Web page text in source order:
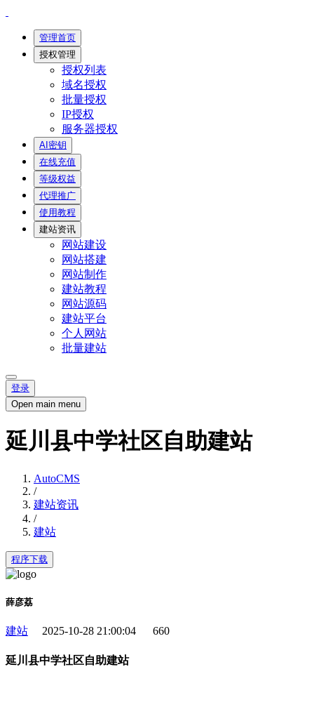
管理首页
授权管理
授权列表
域名授权
批量授权
IP授权
服务器授权
AI密钥
在线充值
等级权益
代理推广
使用教程
建站资讯
网站建设
网站搭建
网站制作
建站教程
网站源码
建站平台
个人网站
批量建站
登录
Open main menu
延川县中学社区自助建站
AutoCMS
/
建站资讯
/
建站
程序下载
薛彦荔
建站 2025-10-28 21:00:04 660
延川县中学社区自助建站